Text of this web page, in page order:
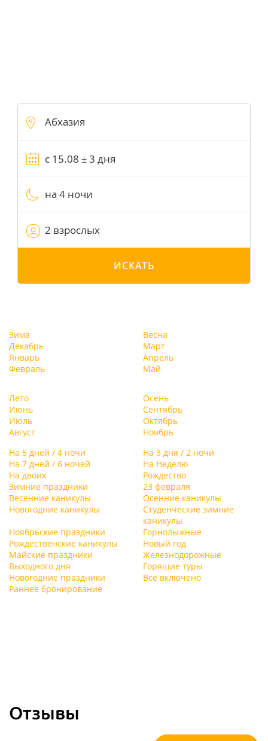
на 4 ночи
2 взрослых
ИСКАТЬ
Зима
Декабрь
Январь
Февраль
Весна
Март
Апрель
Май
Лето
Июнь
Июль
Август
Осень
Сентябрь
Октябрь
Ноябрь
На 5 дней / 4 ночи
На 3 дня / 2 ночи
На 7 дней / 6 ночей
На Неделю
На двоих
Рождество
Зимние праздники
23 февраля
Весенние каникулы
Осенние каникулы
Новогодние каникулы
Студенческие зимние
каникулы
Ноябрьские праздники
Горнолыжные
Рождественские каникулы
Новый год
Майские праздники
Железнодорожные
Выходного дня
Горящие туры
Новогодние праздники
Всё включено
Раннее бронирование
Отзывы